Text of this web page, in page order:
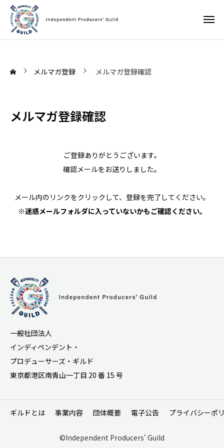
メルマガ登録 メルマガ登録確認
メルマガ登録確認
ご登録ありがとうございます。
確認メールをお送りしました。
メール内のリンクをクリックして、登録を完了してください。
※迷惑メールフォルダに入っていないかもご確認ください。
一般社団法人
インディペンデント・
プロデューサーズ・ギルド
東京都港区南青山一丁目 20 番 15 号
ギルドとは 事業内容 団体概要 電子公告 プライバシーポ
©Independent Producers' Guild